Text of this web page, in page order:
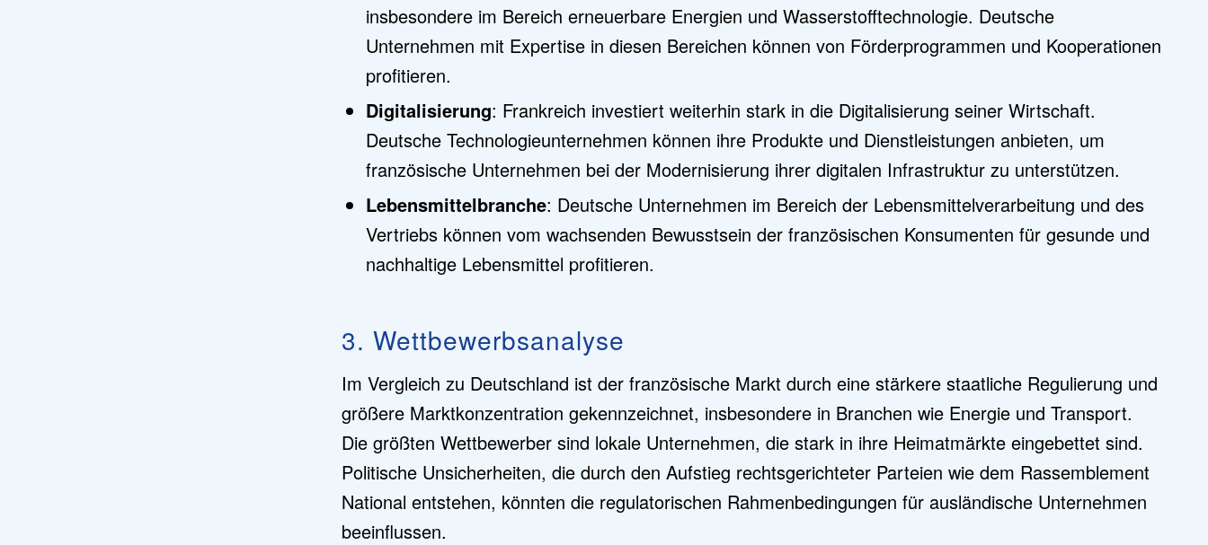
insbesondere im Bereich erneuerbare Energien und Wasserstofftechnologie. Deutsche
Unternehmen mit Expertise in diesen Bereichen können von Förderprogrammen und Kooperationen
profitieren.
Digitalisierung: Frankreich investiert weiterhin stark in die Digitalisierung seiner Wirtschaft.
Deutsche Technologieunternehmen können ihre Produkte und Dienstleistungen anbieten, um
französische Unternehmen bei der Modernisierung ihrer digitalen Infrastruktur zu unterstützen.
Lebensmittelbranche: Deutsche Unternehmen im Bereich der Lebensmittelverarbeitung und des
Vertriebs können vom wachsenden Bewusstsein der französischen Konsumenten für gesunde und
nachhaltige Lebensmittel profitieren.
3. Wettbewerbsanalyse
Im Vergleich zu Deutschland ist der französische Markt durch eine stärkere staatliche Regulierung und
größere Marktkonzentration gekennzeichnet, insbesondere in Branchen wie Energie und Transport.
Die größten Wettbewerber sind lokale Unternehmen, die stark in ihre Heimatmärkte eingebettet sind.
Politische Unsicherheiten, die durch den Aufstieg rechtsgerichteter Parteien wie dem Rassemblement
National entstehen, könnten die regulatorischen Rahmenbedingungen für ausländische Unternehmen
beeinflussen.